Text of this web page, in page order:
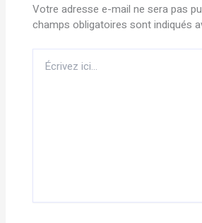
Votre adresse e-mail ne sera pas
champs obligatoires sont indiqués
Écrivez
ici…